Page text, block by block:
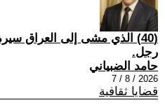
(40) الذي مشى إلى العراق
رجل.
حامد الضبياني
2026 / 8 / 7
قضايا ثقافية